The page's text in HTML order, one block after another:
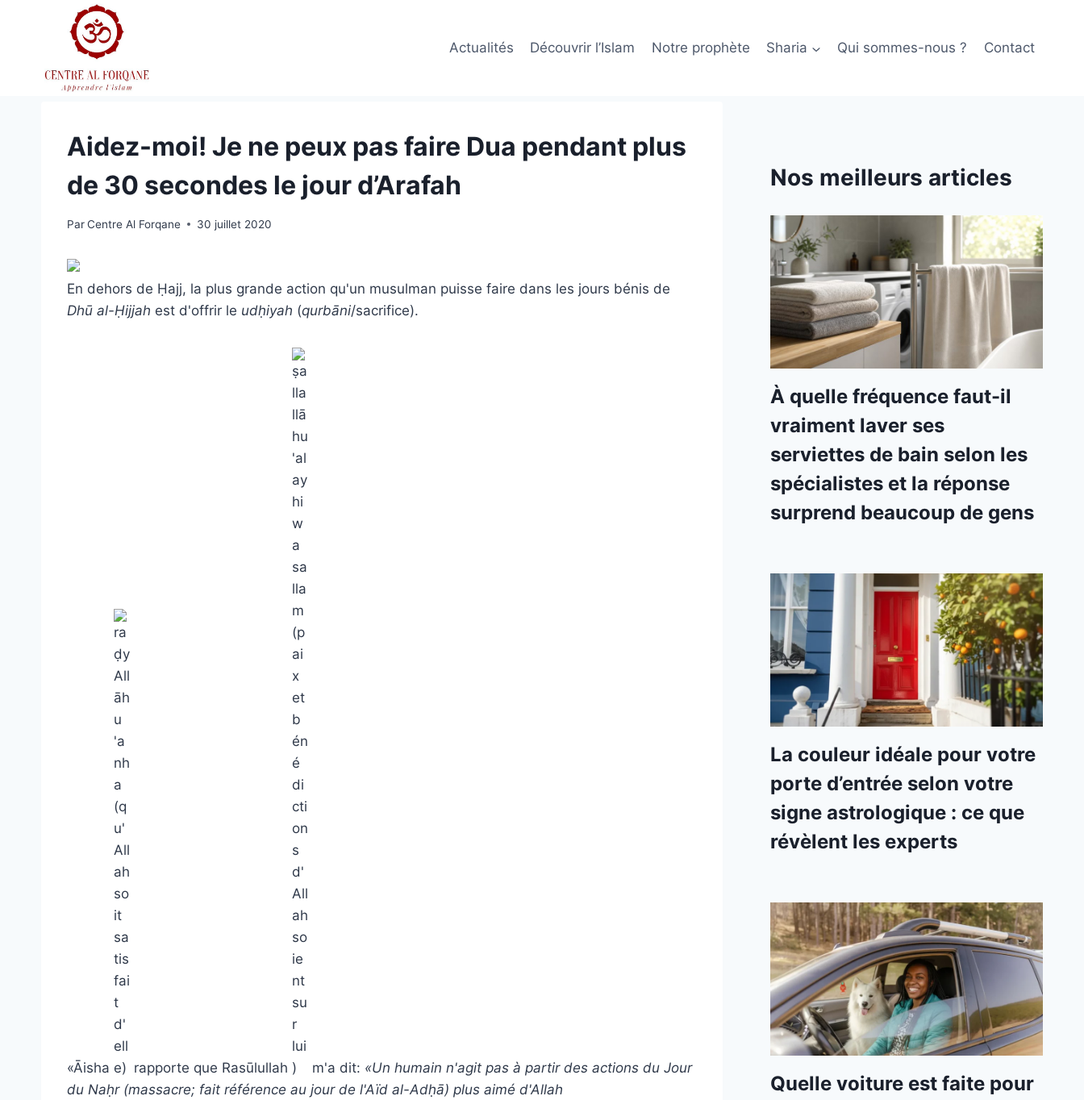
Actualités Découvrir l’Islam Notre prophète Sharia Qui sommes-nous ? Contact
Aidez-moi! Je ne peux pas faire Dua pendant plus
de 30 secondes le jour d’Arafah
ParCentre Al Forqane 30 juillet 2020
En dehors de Ḥajj, la plus grande action qu'un musulman puisse faire dans les jours bénis de
Dhū al-Ḥijjah est d'offrir le udḥiyah (qurbāni/sacrifice).
«Āisha rapporte que Rasūlullah m'a dit: «Un humain n'agit pas à partir des actions du Jour
du Naḥr (massacre; fait référence au jour de l'Aïd al-Adḥā) plus aimé d'Allah
Nos meilleurs articles
À quelle fréquence faut-il
vraiment laver ses
serviettes de bain selon les
spécialistes et la réponse
surprend beaucoup de gens
La couleur idéale pour votre
porte d’entrée selon votre
signe astrologique : ce que
révèlent les experts
Quelle voiture est faite pour